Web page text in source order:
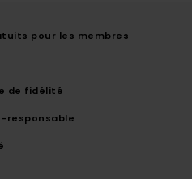
pour les membres
de fidélité
responsable